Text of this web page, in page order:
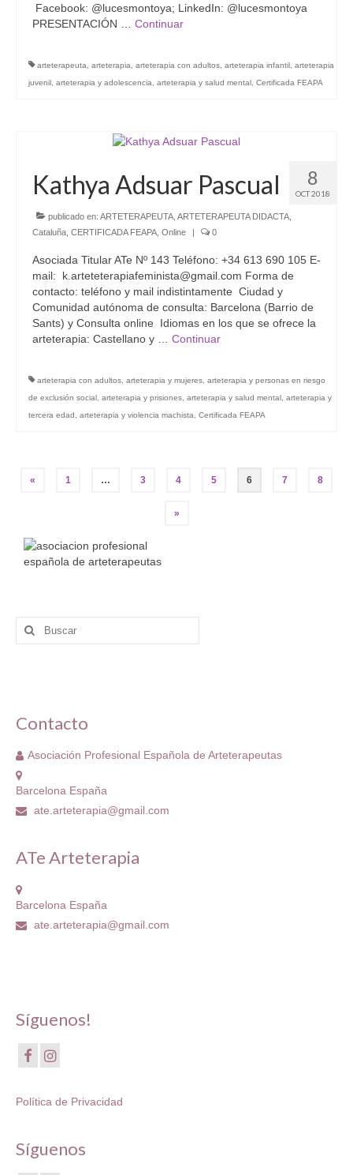
Facebook: @lucesmontoya; LinkedIn: @lucesmontoya
PRESENTACIÓN … Continuar
arteterapeuta, arteterapia, arteterapia con adultos, arteterapia infantil, arteterapia
juvenil, arteterapia y adolescencia, arteterapia y salud mental, Certificada FEAPA
8
OCT 2018
Kathya Adsuar Pascual
publicado en: ARTETERAPEUTA ARTETERAPEUTA DIDACTA
Cataluña CERTIFICADA FEAPA Online | 0
Asociada Titular ATe Nº 143 Teléfono: +34 613 690 105 E-
mail: k.arteteterapiafeminista@gmail.com Forma de
contacto: teléfono y mail indistintamente Ciudad y
Comunidad autónoma de consulta: Barcelona (Barrio de
Sants) y Consulta online Idiomas en los que se ofrece la
arteterapia: Castellano y … Continuar
arteterapia con adultos arteterapia y mujeres arteterapia y personas en riesgo
de exclusión social arteterapia y prisiones arteterapia y salud mental arteterapia y
tercera edad
arteterapia y violencia machista Certificada FEAPA
Navegación
entradas
« 1 … 3 4 5 6 7 8
»
Buscar
por:
Contacto
Asociación Profesional Española de Arteterapeutas
Barcelona España
ate.arteterapia@gmail.com
ATe Arteterapia
Barcelona España
ate.arteterapia@gmail.com
Síguenos!
Política de Privacidad
Síguenos